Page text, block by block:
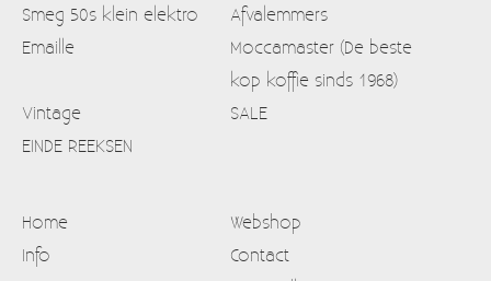
Smeg 50s klein elektro
Afvalemmers
Emaille
Moccamaster (De beste
kop koffie sinds 1968)
Vintage
SALE
EINDE REEKSEN
Home
Webshop
Info
Contact